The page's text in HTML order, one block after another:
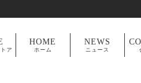
ア
HOME
ホーム
NEWS
ニュース